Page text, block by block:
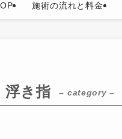
施術の流れと料金
浮き指 – category –